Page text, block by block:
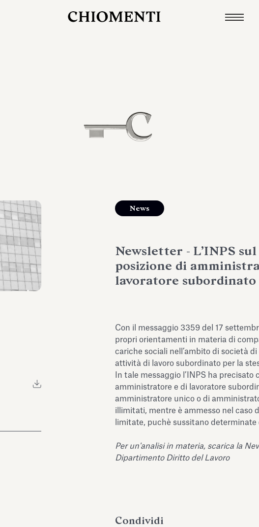
News
Newsletter - L’INPS
posizione di
lavoratore subordinato
Con il messaggio 3359 del 17
propri orientamenti in materia di
cariche sociali nell’ambito di società
attività di lavoro subordinato per la
In tale messaggio l’INPS ha
amministratore e di lavoratore
amministratore unico o di
illimitati, mentre è ammesso nel caso
limitate, puchè sussitano determinate
Per un'analisi in materia, scarica la
Dipartimento Diritto del Lavoro
Condividi